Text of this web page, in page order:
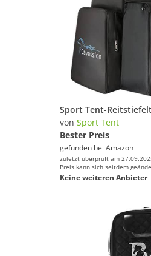
von Sport Tent
Bester Preis
gefunden bei Amazon
zuletzt überprüft am
Preis kann sich seitdem
Keine weiteren Anbieter